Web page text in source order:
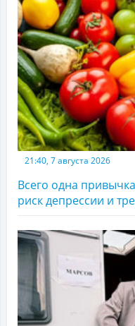
21:40, 7 августа 2026
Всего одна
риск депрессии и